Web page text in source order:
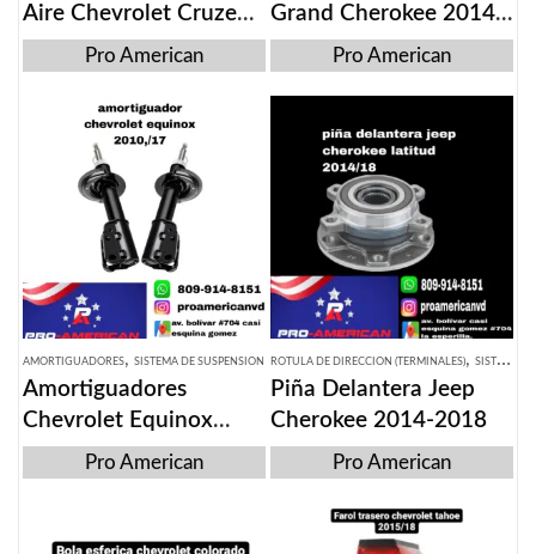
Aire Chevrolet Cruze
2012-15Pro American
Grand Cherokee 2014-
2019
Pro American
AMORTIGUADORES, SISTEMA DE SUSPENSION
Amortiguadores
Chevrolet Equinox
2010-17Pro American
ROTULA DE DIRECCION (TERMINALES), SISTEMA DE SUSPENSION
Piña Delantera Jeep
Cherokee 2014-2018
Pro American